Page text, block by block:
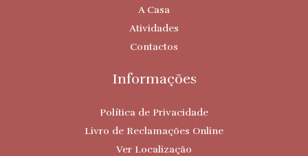
A Casa
Atividades
Contactos
Informações
Política de Privacidade
Livro de Reclamações Online
Ver Localização